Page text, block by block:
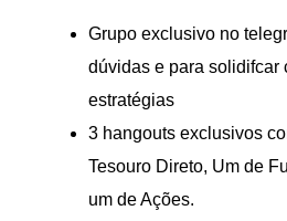
Grupo exclusivo no
dúvidas e para solidifcar
estratégias
3 hangouts exclusivos
Tesouro Direto, Um de
um de Ações.